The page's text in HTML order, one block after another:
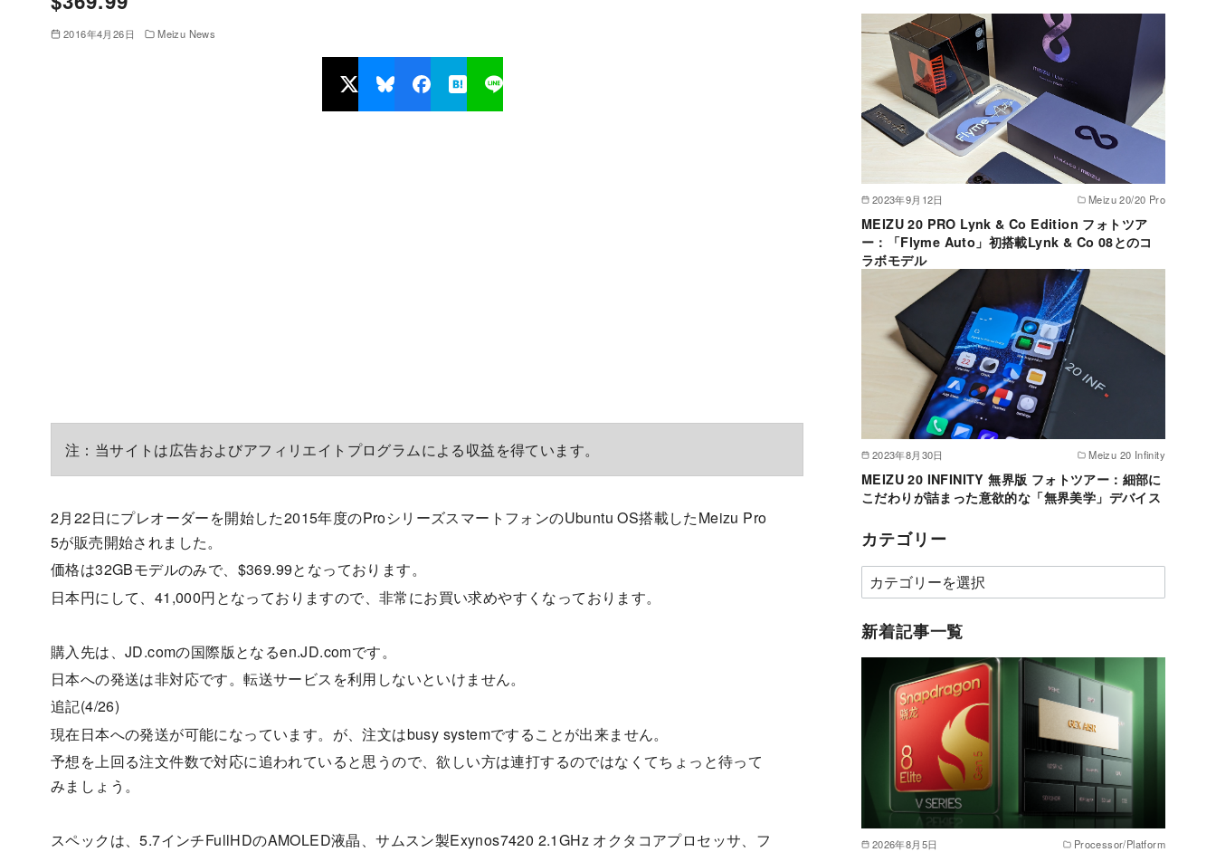
2016年4月26日 Meizu News
注：当サイトは広告およびアフィリエイトプログラムによる収益を得ています。
2月22日にプレオーダーを開始した2015年度のProシリーズスマートフォンのUbuntu OS搭載したMeizu Pro
5が販売開始されました。
価格は32GBモデルのみで、$369.99となっております。
日本円にして、41,000円となっておりますので、非常にお買い求めやすくなっております。
購入先は、JD.comの国際版となるen.JD.comです。
日本への発送は非対応です。転送サービスを利用しないといけません。
追記(4/26)
現在日本への発送が可能になっています。が、注文はbusy systemですることが出来ません。
予想を上回る注文件数で対応に追われていると思うので、欲しい方は連打するのではなくてちょっと待って
みましょう。
スペックは、5.7インチFullHDのAMOLED液晶、サムスン製Exynos7420 2.1GHz オクタコアプロセッサ、フ
2023年9月12日 Meizu 20/20 Pro
MEIZU 20 PRO Lynk & Co Edition フォトツア
ー：「Flyme Auto」初搭載Lynk & Co 08とのコ
ラボモデル
2023年8月30日 Meizu 20 Infinity
MEIZU 20 INFINITY 無界版 フォトツアー：細部に
こだわりが詰まった意欲的な「無界美学」デバイス
カテゴリー
カ
テ
ゴ
新着記事一覧
2026年8月5日 Processor/Platform